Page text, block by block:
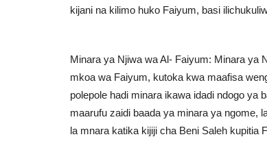
kijani na kilimo huko Faiyum, basi
Minara ya Njiwa wa Al- Faiyum: Minara ya
mkoa wa Faiyum, kutoka kwa maafisa
polepole hadi minara ikawa idadi ndogo ya
maarufu zaidi baada ya minara ya ngome,
la mnara katika kijiji cha Beni Saleh kupitia